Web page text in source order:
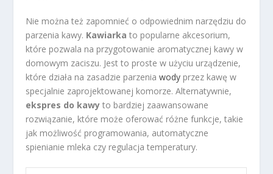
Nie można też zapomnieć o odpowiednim narzędziu do
parzenia kawy. Kawiarka to popularne akcesorium,
które pozwala na przygotowanie aromatycznej kawy w
domowym zaciszu. Jest to proste w użyciu urządzenie,
które działa na zasadzie parzeniawody przez kawę w
specjalnie zaprojektowanej komorze. Alternatywnie,
ekspres do kawy to bardziej zaawansowane
rozwiązanie, które może oferować różne funkcje, takie
jak możliwość programowania, automatyczne
spienianie mleka czy regulacja temperatury.